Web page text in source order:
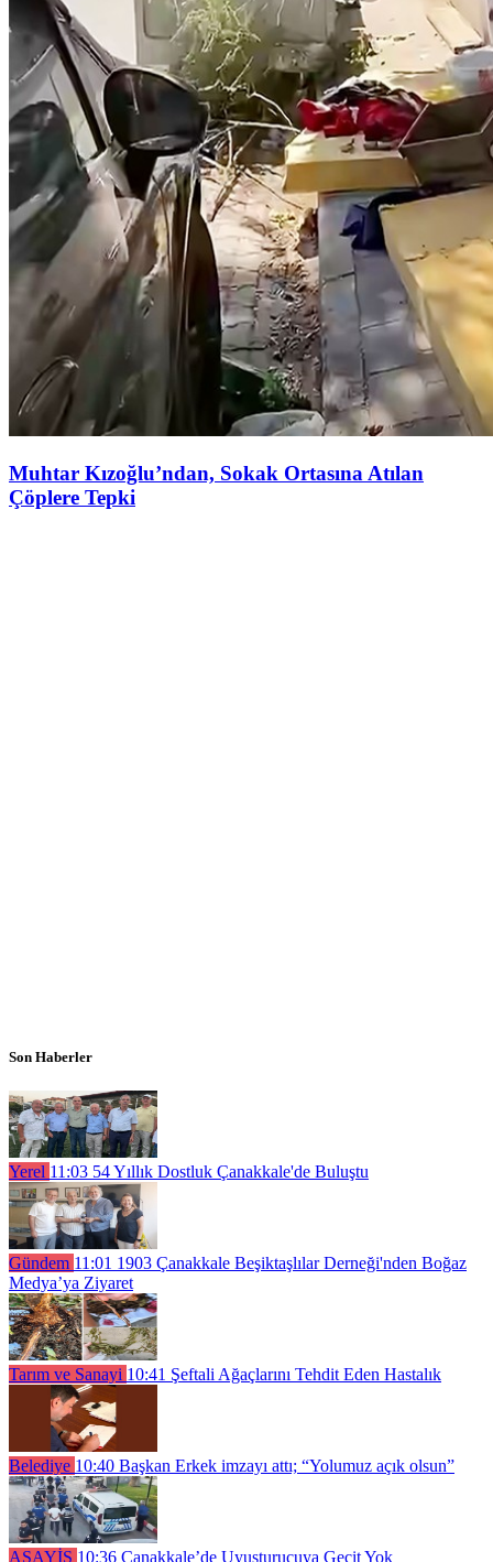
Muhtar Kızoğlu’ndan, Sokak Ortasına Atılan
Çöplere Tepki
Son Haberler
Yerel 11:03 54 Yıllık Dostluk Çanakkale'de Buluştu
Gündem 11:01 1903 Çanakkale Beşiktaşlılar Derneği'nden Boğaz
Medya’ya Ziyaret
Tarım ve Sanayi 10:41 Şeftali Ağaçlarını Tehdit Eden Hastalık
Belediye 10:40 Başkan Erkek imzayı attı; “Yolumuz açık olsun”
ASAYİŞ 10:36 Çanakkale’de Uyuşturucuya Geçit Yok